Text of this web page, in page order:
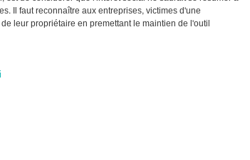
Il faut reconnaître aux entreprises, victimes d'une
leur propriétaire en premettant le maintien de l'outil